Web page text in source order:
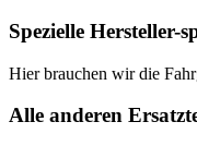
Spezielle Hersteller-
Hier brauchen wir die
Alle anderen